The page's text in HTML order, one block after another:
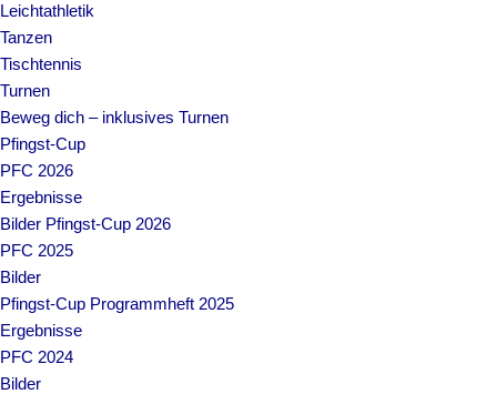
Leichtathletik
Tanzen
Tischtennis
Turnen
Beweg dich – inklusives Turnen
Pfingst-Cup
PFC 2026
Ergebnisse
Bilder Pfingst-Cup 2026
PFC 2025
Bilder
Pfingst-Cup Programmheft 2025
Ergebnisse
PFC 2024
Bilder